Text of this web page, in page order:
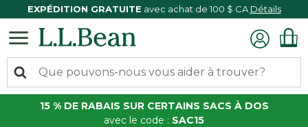
EXPÉDITION GRATUITE avec achat de 100 $ CA Détails
15 % DE RABAIS SUR CERTAINS SACS À DOS
avec le code : SAC15